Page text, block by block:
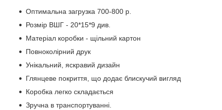
Оптимальна загрузка 700-800 р.
Розмір ВШГ - 20*15*9 див.
Матеріал коробки - щільний картон
Повноколірний друк
Унікальний, яскравий дизайн
Глянцеве покриття, що додає блискучий вигляд
Коробка легко складається
Зручна в транспортуванні.